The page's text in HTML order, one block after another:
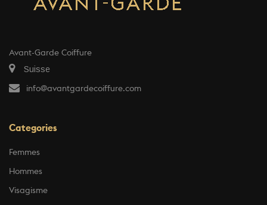
Avant-Garde Coiffure
Suisse
info@avantgardecoiffure.com
Categories
Femmes
Hommes
Visagisme